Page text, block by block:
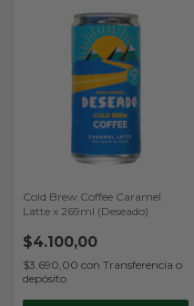
Cold Brew Coffee Caramel
Latte x 269ml (Deseado)
$4.100,00
$3.690,00 con Transferencia o
depósito